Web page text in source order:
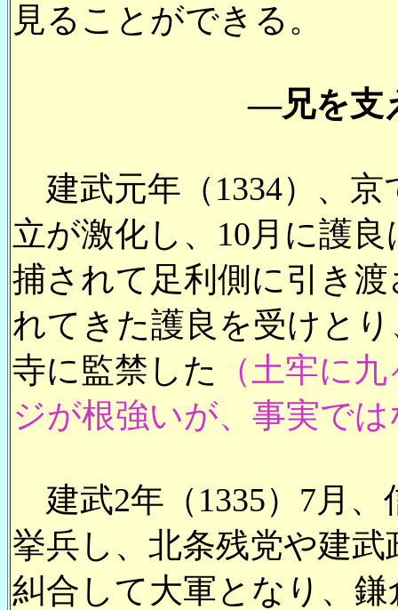
見ることができる。
―兄を支
建武元年（1334）、京
立が激化し、10月に護
捕されて足利側に引き
れてきた護良を受けと
寺に監禁した
（土牢に
ジが根強いが、事実で
建武2年（1335）7月
挙兵し、北条残党や建
糾合して大軍となり、